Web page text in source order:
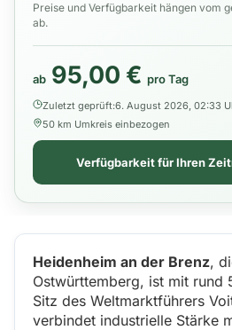
Preise und Verfügbarkeit hängen vom
ab.
ab 95,00 € pro Tag
Zuletzt geprüft:6. August 2026, 02:33
50 km Umkreis einbezogen
Verfügbarkeit für Ihren
Heidenheim an der Brenz,
Ostwürttemberg, ist mit rund
Sitz des Weltmarktführers
verbindet industrielle Stärke